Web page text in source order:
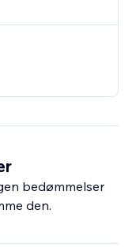
bedømmelser
den.